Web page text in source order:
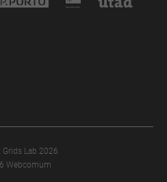
Lab 2026
Webcomum